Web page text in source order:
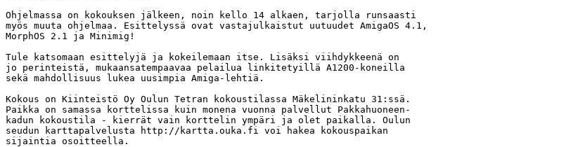
Ohjelmassa on kokouksen jälkeen, noin kello 14 alkaen, tarjolla runsaasti
myös muuta ohjelmaa. Esittelyssä ovat vastajulkaistut uutuudet AmigaOS 4.1,
MorphOS 2.1 ja Minimig!
Tule katsomaan esittelyjä ja kokeilemaan itse. Lisäksi viihdykkeenä on
jo perinteistä, mukaansatempaavaa pelailua linkitetyillä A1200-koneilla
sekä mahdollisuus lukea uusimpia Amiga-lehtiä.
Kokous on Kiinteistö Oy Oulun Tetran kokoustilassa Mäkelininkatu 31:ssä.
Paikka on samassa korttelissa kuin monena vuonna palvellut Pakkahuoneen-
kadun kokoustila - kierrät vain korttelin ympäri ja olet paikalla. Oulun
seudun karttapalvelusta http://kartta.ouka.fi voi hakea kokouspaikan
sijaintia osoitteella.